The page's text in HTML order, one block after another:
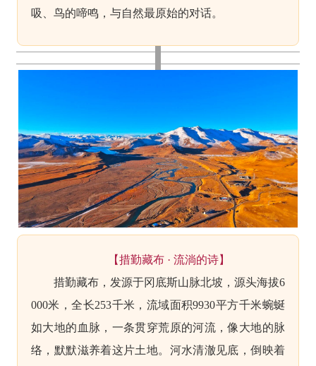
吸、鸟的啼鸣，与自然最原始的对话。
【措勤藏布 · 流淌的诗】
措勤藏布，发源于冈底斯山脉北坡，源头海拔6
000米，全长253千米，流域面积9930平方千米蜿蜒
如大地的血脉， 一条贯穿荒原的河流，像大地的脉
络，默默滋养着这片土地。河水清澈见底，倒映着